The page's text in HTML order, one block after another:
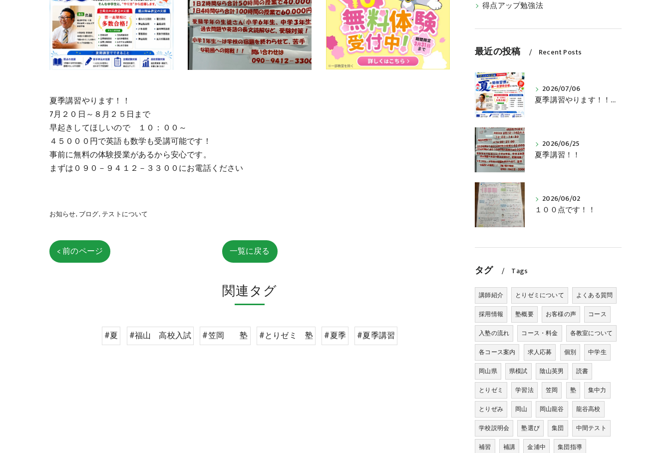
夏季講習やります！！
7月２０日～８月２５日まで
早起きしてほしいので １０：００～
４５０００円で英語も数学も受講可能です！
事前に無料の体験授業があるから安心です。
まずは０９０－９４１２－３３００にお電話ください
お知らせ ブログ テストについて
< 前のページ 一覧に戻る
関連タグ
#夏 #福山 高校入試 #笠岡 塾 #とりゼミ 塾 #夏季 #夏季講習
得点アップ勉強法
最近の投稿 Recent Posts
2026/07/06
夏季講習やります！！受講料は４５，０００円～
2026/06/25
夏季講習！！
2026/06/02
１００点です！！
タグ Tags
講師紹介 とりゼミについて
よくある質問
採用情報
塾概要 お客様の声
コース
入塾の流れ
コース・料金
各教室について
各コース案内
求人応募 個別
中学生
岡山県
県模試 陰山英男
読書
とりゼミ
学習法 笠岡 塾
集中力
とりぜみ
岡山 岡山龍谷
龍谷高校
学校説明会
塾選び 集団
中間テスト
補習
補講 金浦中
集団指導